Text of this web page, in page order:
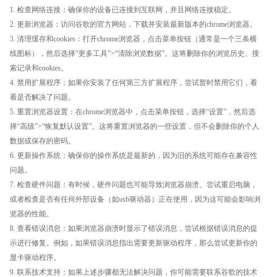
1. 检查网络连接：确保你的设备已连接到互联网，并且网络连接稳定。
2. 更新浏览器：访问谷歌的官方网站，下载并安装最新版本的chrome浏览器。
3. 清理缓存和cookies：打开chrome浏览器，点击菜单按钮（通常是一个三条横
线图标），然后选择“更多工具”>“清除浏览数据”。这将删除你的浏览历史、搜
索记录和cookies。
4. 禁用扩展程序：如果你安装了任何第三方扩展程序，尝试暂时禁用它们，看
看是否解决了问题。
5. 重置浏览器设置：在chrome浏览器中，点击菜单按钮，选择“设置”，然后选
择“高级”>“恢复默认设置”。这将重置浏览器的一些设置，但不会删除你的个人
数据或保存的密码。
6. 更新操作系统：确保你的操作系统是最新的，因为旧的系统可能存在兼容性
问题。
7. 检查硬件问题：有时候，硬件问题也可能导致浏览器崩溃。尝试重启电脑，
或者检查是否有任何外部设备（如usb驱动器）正在使用，因为这可能会影响浏
览器的性能。
8. 查看错误消息：如果浏览器崩溃时显示了错误消息，尝试根据错误消息的提
示进行修复。例如，如果错误消息指出需要更新驱动程序，那么尝试更新你的
显卡驱动程序。
9. 联系技术支持：如果上述步骤都无法解决问题，你可能需要联系谷歌的技术